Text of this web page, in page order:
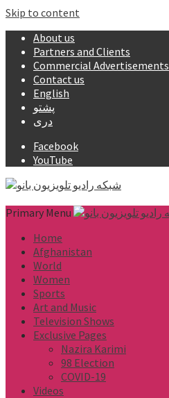
Skip to content
About us
Partners and Clients
Commercial Advertisements
Contact us
English
پشتو
دری
Facebook
YouTube
Primary Menu
Home
Afghanistan
World
Women
Sports
Art and Music
Television Shows
Exclusive Pages
Nazira Karimi
98 Election
COVID-19
Videos